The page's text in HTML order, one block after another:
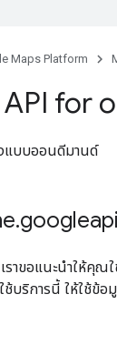
Maps Platform
API for
แบบออนดีมานด์
.
ราขอแนะนำให้คุณ
ช้บริการนี้ ให้ใช้ข้